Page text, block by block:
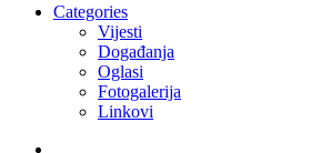
Categories
Vijesti
Događanja
Oglasi
Fotogalerija
Linkovi